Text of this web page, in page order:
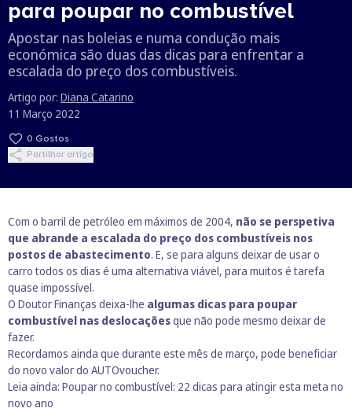
para poupar no combustível
Apostar nas boleias e numa condução mais
económica são duas das dicas para enfrentar a
escalada do preço dos combustíveis.
Artigo por: Diana Catarino
11 Março 2022
0 Gostos
Partilhar artigo
Com o barril de petróleo em máximos de 2004, não se perspetiva
que abrande a escalada do preço dos combustíveis nos
postos de abastecimento. E, se para alguns deixar de usar o
carro todos os dias é uma alternativa viável, para muitos é tarefa
quase impossível.
O Doutor Finanças deixa-lhe algumas dicas para poupar
combustível nas deslocaçõesque não pode mesmo deixar de
fazer.
Recordamos ainda que durante este mês de março, pode beneficiar
do novo valor do AUTOvoucher.
Leia ainda: Poupar no combustível: 22 dicas para atingir esta meta no
novo ano